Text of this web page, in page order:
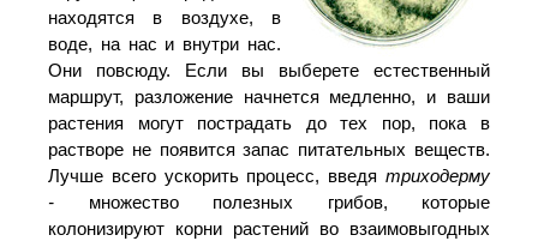
находятся в воздухе, в
воде, на нас и внутри нас.
Они повсюду. Если вы выберете естественный
маршрут, разложение начнется медленно, и ваши
растения могут пострадать до тех пор, пока в
растворе не появится запас питательных веществ.
Лучше всего ускорить процесс, введя триходерму
- множество полезных грибов, которые
колонизируют корни растений во взаимовыгодных